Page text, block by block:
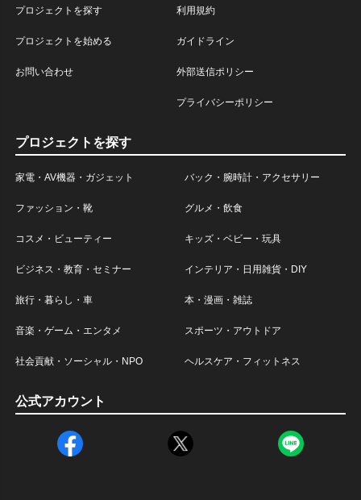
プロジェクトを探す
プロジェクトを始める
お問い合わせ
利用規約
ガイドライン
外部送信ポリシー
プライバシーポリシー
プロジェクトを探す
家電・AV機器・ガジェット バック・腕時計・アクセサリー
ファッション・靴 グルメ・飲食
コスメ・ビューティー キッズ・ベビー・玩具
ビジネス・教育・セミナー インテリア・日用雑貨・DIY
旅行・暮らし・車 本・漫画・雑誌
音楽・ゲーム・エンタメ スポーツ・アウトドア
社会貢献・ソーシャル・NPO ヘルスケア・フィットネス
公式アカウント